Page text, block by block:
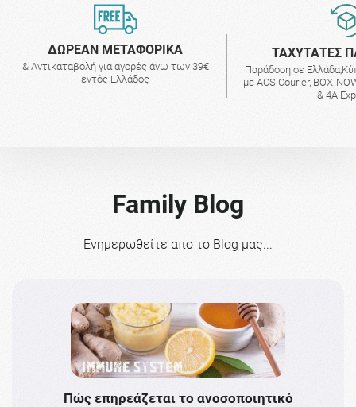
ΔΩΡΕΑΝ ΜΕΤΑΦΟΡΙΚΑ
& Αντικαταβολή για αγορές άνω των 39€
εντός Ελλάδος
ΤΑΧΥΤΑΤΕΣ
Παράδοση σε
με ACS Courier, BOX-
& 4A
Family Blog
Ενημερωθείτε απο το Blog μας...
Πώς επηρεάζεται το ανοσοποιητικό